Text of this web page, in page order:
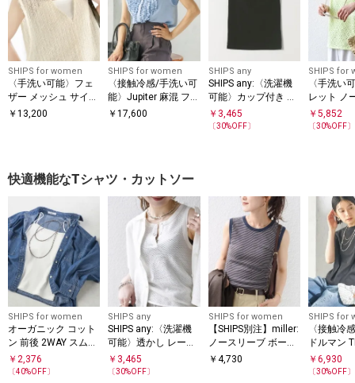
SHIPS for women
〈手洗い可能〉フェ
ザー メッシュ サイド
リボン ノースリーブ
￥ 13,200
SHIPS for women
〈接触冷感/手洗い可
能〉Jupiter 麻混 フリ
ル ブラウス
￥17,600
SHIPS any
SHIPS any:〈洗濯機
可能〉カップ付き ス
クエア ブラタンクト
ップ
￥ 3,465
〔30%OFF〕
SHIPS for
〈手洗い
レット ノ
フレア プ
￥5,852
〔30%OFF〕
快適機能なTシャツ・カットソー
SHIPS for women
オーガニック コット
ン 前後 2WAY スムー
ス キャミ
￥ 2,376
〔40%OFF〕
SHIPS any
SHIPS any:〈洗濯機
可能〉透かし レース
ヘンリーネック ノー
スリーブ タンク
￥ 3,465
〔30%OFF〕
SHIPS for women
【SHIPS別注】miller:
ノースリーブ ボーダ
ー カットソー
￥ 4,730
SHIPS for
〈接触冷
ドルマン
￥6,930
〔30%OFF〕